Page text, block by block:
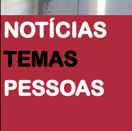
NOTÍCIAS
TEMAS
PESSOAS